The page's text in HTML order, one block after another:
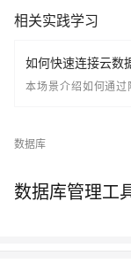
相关实践学习
如何快速连接云数
本场景介绍如何通
数据库
数据库管理工